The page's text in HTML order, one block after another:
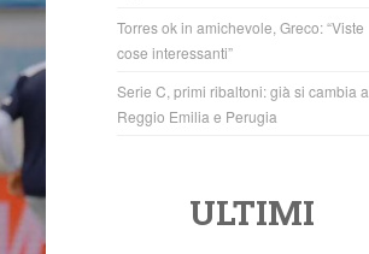
Torres ok in amichevole, Greco: “Viste
cose interessanti”
Serie C, primi ribaltoni: già si cambia a
Reggio Emilia e Perugia
ULTIMI